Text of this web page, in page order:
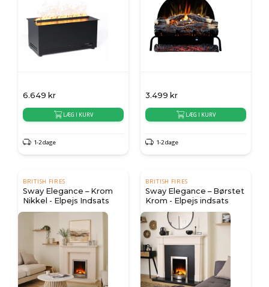
6.649 kr
LÆG I KURV
1-2 dage
3.499 kr
LÆG I KURV
1-2 dage
BRITISH FIRES
Sway Elegance – Krom
Nikkel - Elpejs Indsats
BRITISH FIRES
Sway Elegance – Børstet
Krom - Elpejs indsats